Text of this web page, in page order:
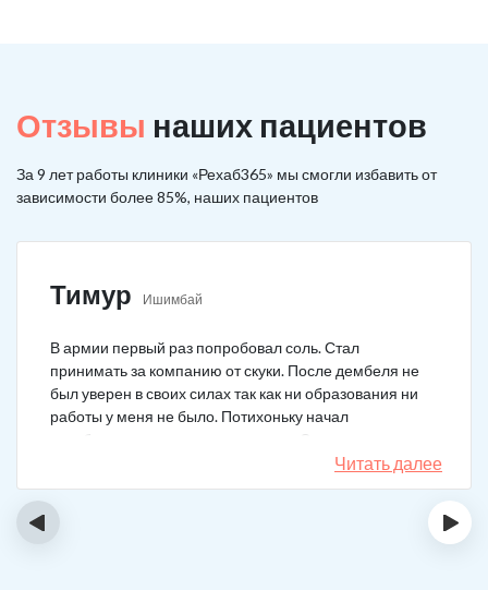
Отзывы наших пациентов
За 9 лет работы клиники «Рехаб365» мы смогли избавить от
зависимости более 85%, наших пациентов
Тимур Ишимбай
В армии первый раз попробовал соль. Стал
принимать за компанию от скуки. После дембеля не
был уверен в своих силах так как ни образования ни
работы у меня не было. Потихоньку начал
зарабатывать и тратить их на соль. Спустя год завел
девушку и ей не нравилось мое пристрастие к
наркотикам. Пошел на лечение, чтобы ее не потерять.
Читать далее
‹ ›